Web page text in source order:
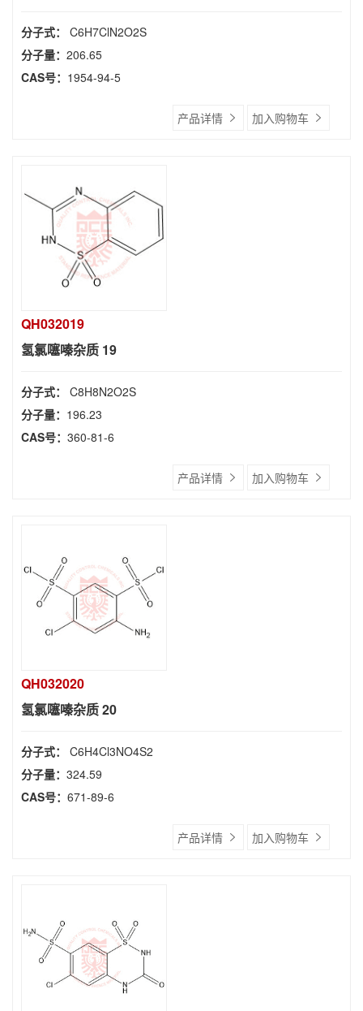
分子式： C6H7ClN2O2S
分子量： 206.65
CAS号： 1954-94-5
产品详情 加入购物车
QH032019
氢氯噻嗪杂质 19
分子式： C8H8N2O2S
分子量： 196.23
CAS号： 360-81-6
产品详情 加入购物车
QH032020
氢氯噻嗪杂质 20
分子式： C6H4Cl3NO4S2
分子量： 324.59
CAS号： 671-89-6
产品详情 加入购物车